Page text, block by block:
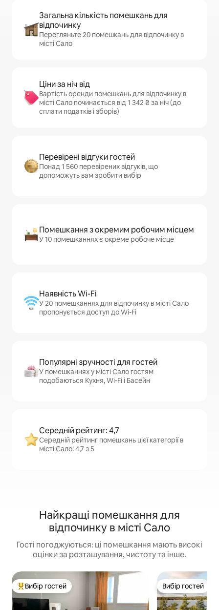
Загальна кількість помешкань для
відпочинку
Перегляньте 20 помешкань для відпочинку в
місті Сало
Ціни за ніч від
Вартість оренди помешкань для відпочинку в
місті Сало починається від 1 342 ₴ за ніч (до
сплати податків і зборів)
Перевірені відгуки гостей
Понад 1 560 перевірених відгуків, що
допоможуть вам зробити вибір
Помешкання з окремим робочим місцем
У 10 помешканнях є окреме робоче місце
Наявність Wi-Fi
У 20 помешканнях для відпочинку в місті Сало
пропонується доступ до Wi-Fi
Популярні зручності для гостей
У помешканнях у місті Сало гостям
подобаються Кухня, Wi-Fi і Басейн
Середній рейтинг: 4,7
Середній рейтинг помешкань цієї категорії в
місті Сало: 4,7 з 5
Найкращі помешкання для
відпочинку в місті Сало
Гості погоджуються: ці помешкання мають високі
оцінки за розташування, чистоту та інше.
Топ вибір гостей
Вибір гостей Вибір гостей
Вибір гостей